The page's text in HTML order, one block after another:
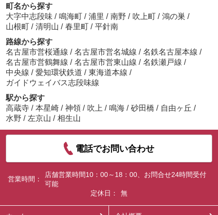
町名から探す
大字中志段味 / 鳴海町 / 浦里 / 南野 / 吹上町 / 鴻の巣 /
山根町 / 清明山 / 春里町 / 平針南
路線から探す
名古屋市営桜通線 / 名古屋市営名城線 / 名鉄名古屋本線 /
名古屋市営鶴舞線 / 名古屋市営東山線 / 名鉄瀬戸線 /
中央線 / 愛知環状鉄道 / 東海道本線 /
ガイドウェイバス志段味線
駅から探す
高蔵寺 / 本星崎 / 神領 / 吹上 / 鳴海 / 砂田橋 / 自由ヶ丘 /
水野 / 左京山 / 相生山
電話でお問い合わせ
営業時間：
店舗営業時間10：00～18：00、お問合せ24時間受付
可能
定休日：
無